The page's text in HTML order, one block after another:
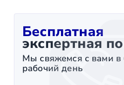
Бесплатная
экспертная
Мы свяжемся с вами
рабочий день